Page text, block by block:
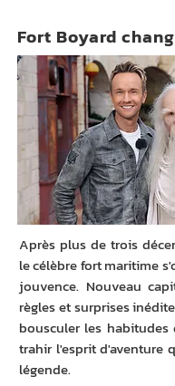
Fort Boyard
Après plus de trois
le célèbre fort maritime
jouvence. Nouveau
règles et surprises
bousculer les habitudes
trahir l'esprit d'aventure
légende.